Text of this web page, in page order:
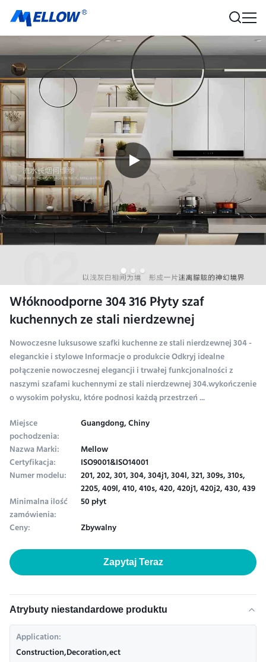
Włóknoodporne 304 316 Płyty szaf
kuchennych ze stali nierdzewnej
Nowoczesne luksusowe szafki kuchenne ze stali nierdzewnej 304 -
eleganckie i stylowe Informacje o produkcie Odkryj idealne
połączenie nowoczesnej elegancji i trwałej funkcjonalności z
naszymi szafami kuchennymi ze stali nierdzewnej 304.wykończenie
o wysokim połysku, które podnosi każdą przestrzeń ...
Miejsce
pochodzenia:
Guangdong, Chiny
Nazwa Marki:
Mellow
Certyfikacja: ISO9001&ISO14001
Numer modelu: 201, 202, 301, 304, 304j1, 304l, 321, 309s, 310s,
2205, 409l, 410, 410s, 420, 420j1, 420j2, 430, 439
Minimalna ilość
zamówienia:
50 płyt
Ceny:
Zbywalny
Zapytaj Teraz
Atrybuty niestandardowe produktu
Application:
Construction,Decoration,ect